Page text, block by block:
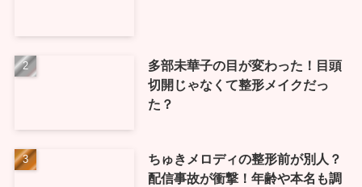
多部未華子の目が変わった！目頭
切開じゃなくて整形メイクだっ
た？
ちゅきメロディの整形前が別人？
配信事故が衝撃！年齢や本名も調